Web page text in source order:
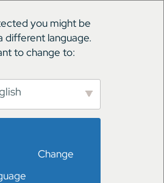
you might be
different language.
to change to: